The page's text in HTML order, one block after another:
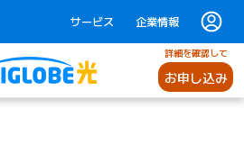
サービス 企業情報
詳細を確認して
お申し込み